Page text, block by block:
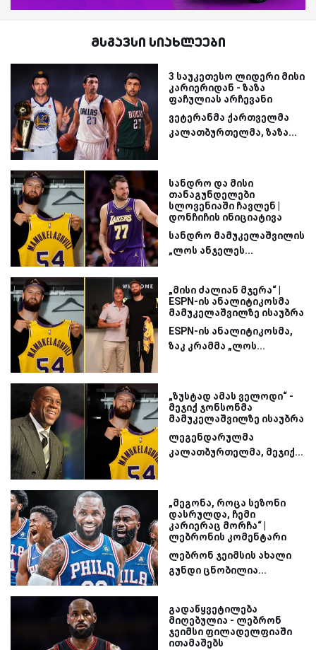
მსგავსი სიახლეები
3 საუკეთესო ლიდერი მისი
კარიერიდან - ზაზა
ფაჩულიას არჩევანი
ვეტერანმა ქართველმა
კალათბურთელმა, ზაზა...
სანდრო და მისი
თანაგუნდელები
სლოვენიაში ჩავლენ |
დონჩიჩის ინიციატივა
სანდრო მამუკელაშვილის
„ლოს ანჯელეს...
„მისი ძალიან მჯერა“ |
ESPN-ის ანალიტიკოსმა
მამუკელაშვილზე ისაუბრა
ESPN-ის ანალიტიკოსმა,
ზაკ კრამმა „ლოს...
„ზუსტად ამას ველოდი“ -
მეჯიქ ჯონსონმა
მამუკელაშვილზე ისაუბრა
ლეგენდარულმა
კალათბურთელმა, მეჯიქ...
„მეგონა, როცა სეზონი
დასრულდა, ჩემი
კარიერაც მორჩა“ |
ლებრონის კომენტარი
ლებრონ ჯეიმსის ახალი
გუნდი ცნობილია...
გადაწყვეტილება
მიღებულია - ლებრონ
ჯეიმსი ფილადელფიაში
ითამაშებს